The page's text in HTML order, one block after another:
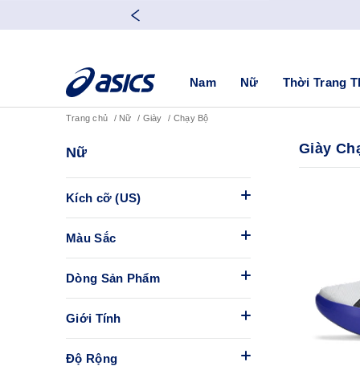
Nam Nữ Thời Trang
Trang chủ Nữ Giày Chạy Bộ
Nữ
Kích cỡ (US)
Màu Sắc
Dòng Sản Phẩm
Giới Tính
Độ Rộng
Giày